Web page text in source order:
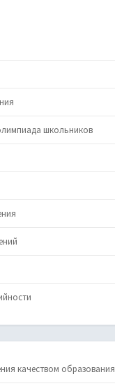
школьников
качеством образования